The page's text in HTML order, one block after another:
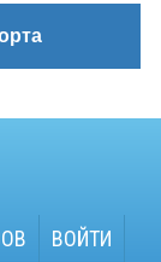
ВОЙТИ